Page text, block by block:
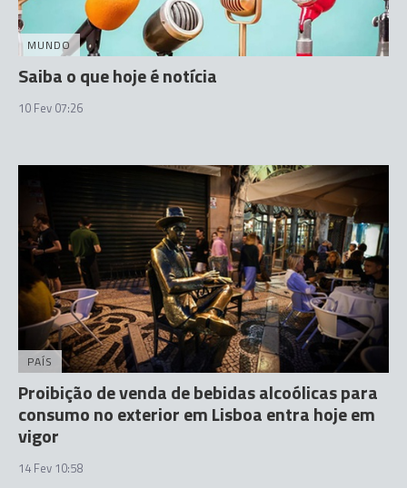
MUNDO
Saiba o que hoje é notícia
10 Fev 07:26
PAÍS
Proibição de venda de bebidas alcoólicas para
consumo no exterior em Lisboa entra hoje em
vigor
14 Fev 10:58